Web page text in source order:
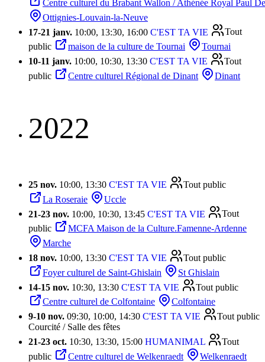
Centre culturel du Brabant Wallon / Athénée Royal Paul
Ottignies-Louvain-la-Neuve
17-21 janv. 10:00, 13:30, 16:00 C'EST TA VIE
Tout
public
maison de la culture de Tournai
Tournai
10-11 janv. 10:00, 10:30, 13:30 C'EST TA VIE
Tout
public
Centre culturel Régional de Dinant Dinant
2022
25 nov. 10:00, 13:30 C'EST TA VIE
Tout public
La Roseraie
Uccle
21-23 nov. 10:00, 10:30, 13:45 C'EST TA VIE
Tout
public
MCFA Maison de la Culture.Famenne-Ardenne
Marche
18 nov. 10:00, 13:30 C'EST TA VIE
Tout public
Foyer culturel de Saint-Ghislain
St Ghislain
14-15 nov. 10:30, 13:30 C'EST TA VIE
Tout public
Centre culturel de Colfontaine
Colfontaine
9-10 nov. 09:30, 10:00, 14:30 C'EST TA VIE
Tout public
Courcité / Salle des fêtes
21-23 oct. 10:30, 13:30, 15:00 HUMANIMAL
Tout
public
Centre culturel de Welkenraedt
Welkenraedt